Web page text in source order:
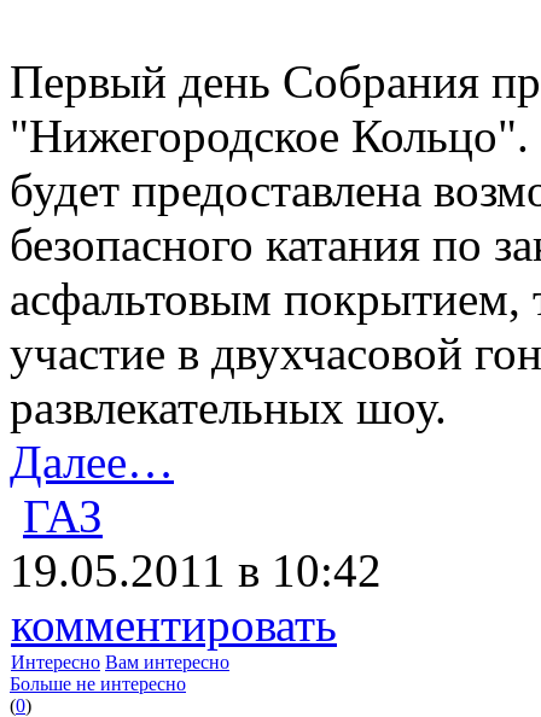
Первый день Собрания
"Нижегородское
будет предоставлена
безопасного катания по
асфальтовым покрытием,
участие в двухчасовой
развлекательных шоу.
Далее…
ГАЗ
19.05.2011 в 10:42
комментировать
Интересно Вам интересно
Больше не интересно
(0)